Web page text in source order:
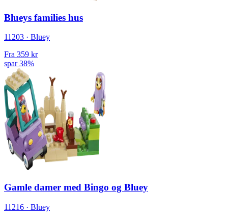
Blueys families hus
11203 · Bluey
Fra 359 kr
spar 38%
Gamle damer med Bingo og Bluey
11216 · Bluey